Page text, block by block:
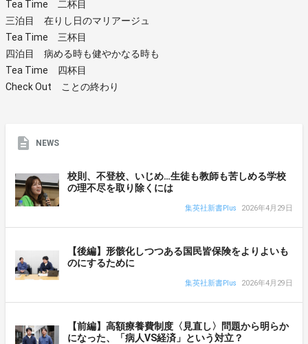
Tea Time 二杯目
三泊目 在りし日のマリアージュ
Tea Time 三杯目
四泊目 病める時も健やかなる時も
Tea Time 四杯目
Check Out ことの終わり
NEWS
校則、不登校、いじめ…生徒も教師も苦しめる学校
の理不尽を取り除くには
集英社新書Plus 2026年4月29日
【後編】形骸化しつつある国民皆保険をよりよいも
のにするために
集英社新書Plus 2026年4月29日
【前編】高額療養費制度〈見直し〉問題から明らか
になった、「病人VS経済」という対立？